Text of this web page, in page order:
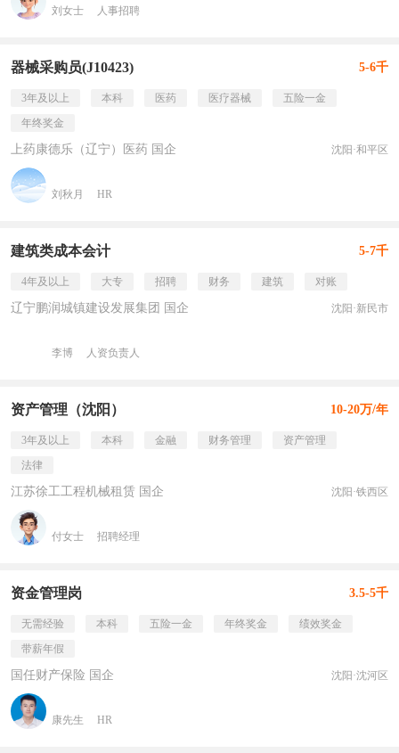
刘女士 人事招聘
器械采购员(J10423) 5-6千
3年及以上 本科 医药 医疗器械
五险一金
年终奖金
上药康德乐（辽宁）医药 国企 沈阳·和平区
刘秋月 HR
建筑类成本会计 5-7千
4年及以上 大专 招聘 财务 建筑 对账
辽宁鹏润城镇建设发展集团 国企 沈阳·新民市
李博 人资负责人
资产管理（沈阳） 10-20万/年
3年及以上 本科 金融 财务管理
资产管理
法律
江苏徐工工程机械租赁 国企 沈阳·铁西区
付女士 招聘经理
资金管理岗 3.5-5千
无需经验 本科 五险一金 年终奖金
绩效奖金
带薪年假
国任财产保险 国企 沈阳·沈河区
康先生 HR